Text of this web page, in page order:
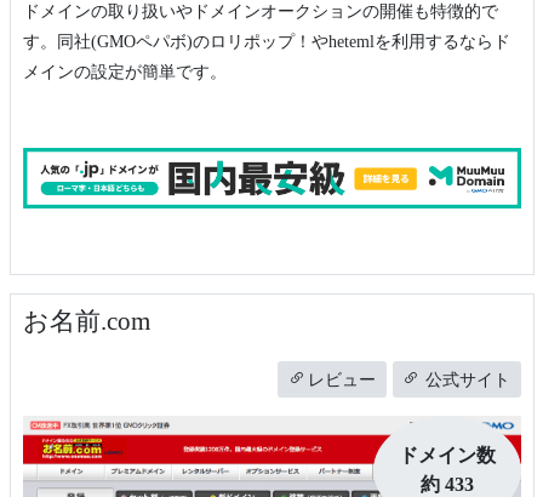
ドメインの取り扱いやドメインオークションの開催も特徴的で
す。同社(GMOペパボ)のロリポップ！やhetemlを利用するならド
メインの設定が簡単です。
お名前.com
レビュー 公式サイト
ドメイン数
約 433